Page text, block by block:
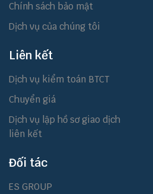
Chính sách bảo mật
Dịch vụ của chúng tôi
Liên kết
Dịch vụ kiểm toán BTCT
Chuyển giá
Dịch vụ lập hồ sơ giao dịch
liên kết
Đối tác
ES GROUP